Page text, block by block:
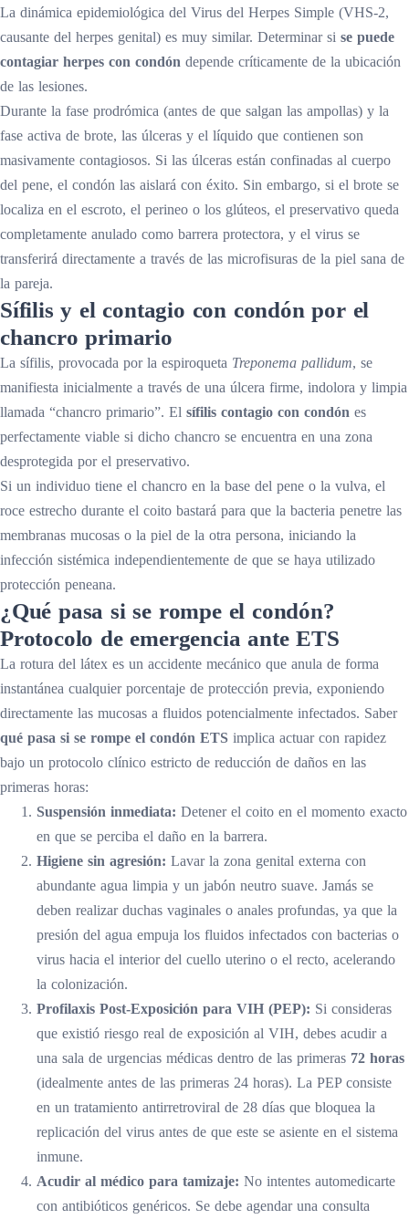
La dinámica epidemiológica del Virus del Herpes Simple (VHS-2,
causante del herpes genital) es muy similar. Determinar si se puede
contagiar herpes con condón depende críticamente de la ubicación
de las lesiones.
Durante la fase prodrómica (antes de que salgan las ampollas) y la
fase activa de brote, las úlceras y el líquido que contienen son
masivamente contagiosos. Si las úlceras están confinadas al cuerpo
del pene, el condón las aislará con éxito. Sin embargo, si el brote se
localiza en el escroto, el perineo o los glúteos, el preservativo queda
completamente anulado como barrera protectora, y el virus se
transferirá directamente a través de las microfisuras de la piel sana de
la pareja.
Sífilis y el contagio con condón por el
chancro primario
La sífilis, provocada por la espiroqueta Treponema pallidum, se
manifiesta inicialmente a través de una úlcera firme, indolora y limpia
llamada “chancro primario”. El sífilis contagio con condón es
perfectamente viable si dicho chancro se encuentra en una zona
desprotegida por el preservativo.
Si un individuo tiene el chancro en la base del pene o la vulva, el
roce estrecho durante el coito bastará para que la bacteria penetre las
membranas mucosas o la piel de la otra persona, iniciando la
infección sistémica independientemente de que se haya utilizado
protección peneana.
¿Qué pasa si se rompe el condón?
Protocolo de emergencia ante ETS
La rotura del látex es un accidente mecánico que anula de forma
instantánea cualquier porcentaje de protección previa, exponiendo
directamente las mucosas a fluidos potencialmente infectados. Saber
qué pasa si se rompe el condón ETS implica actuar con rapidez
bajo un protocolo clínico estricto de reducción de daños en las
primeras horas:
Suspensión inmediata: Detener el coito en el momento exacto
en que se perciba el daño en la barrera.
Higiene sin agresión: Lavar la zona genital externa con
abundante agua limpia y un jabón neutro suave. Jamás se
deben realizar duchas vaginales o anales profundas, ya que la
presión del agua empuja los fluidos infectados con bacterias o
virus hacia el interior del cuello uterino o el recto, acelerando
la colonización.
Profilaxis Post-Exposición para VIH (PEP): Si consideras
que existió riesgo real de exposición al VIH, debes acudir a
una sala de urgencias médicas dentro de las primeras 72 horas
(idealmente antes de las primeras 24 horas). La PEP consiste
en un tratamiento antirretroviral de 28 días que bloquea la
replicación del virus antes de que este se asiente en el sistema
inmune.
Acudir al médico para tamizaje: No intentes automedicarte
con antibióticos genéricos. Se debe agendar una consulta